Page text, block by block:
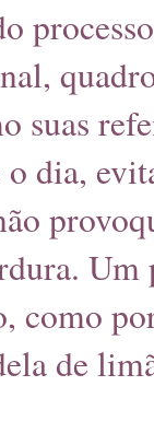
dia,
Um
como
de